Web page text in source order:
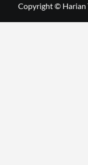
Copyright © Harian